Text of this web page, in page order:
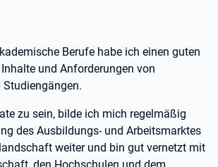
Berufe habe ich einen guten
und Anforderungen von
zu sein, bilde ich mich regelmäßig
des Ausbildungs- und Arbeitsmarktes
weiter und bin gut vernetzt mit